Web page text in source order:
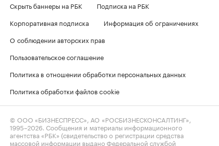
Скрыть баннеры на РБК
Подписка на РБК
Корпоративная подписка
Информация об ограничениях
О соблюдении авторских прав
Пользовательское соглашение
Политика в отношении обработки персональных данных
Политика обработки файлов cookie
© ООО «БИЗНЕСПРЕСС», АО «РОСБИЗНЕСКОНСАЛТИНГ»,
1995–2026. Сообщения и материалы информационного
агентства «РБК» (свидетельство о регистрации средства
массовой информации выдано Федеральной службой